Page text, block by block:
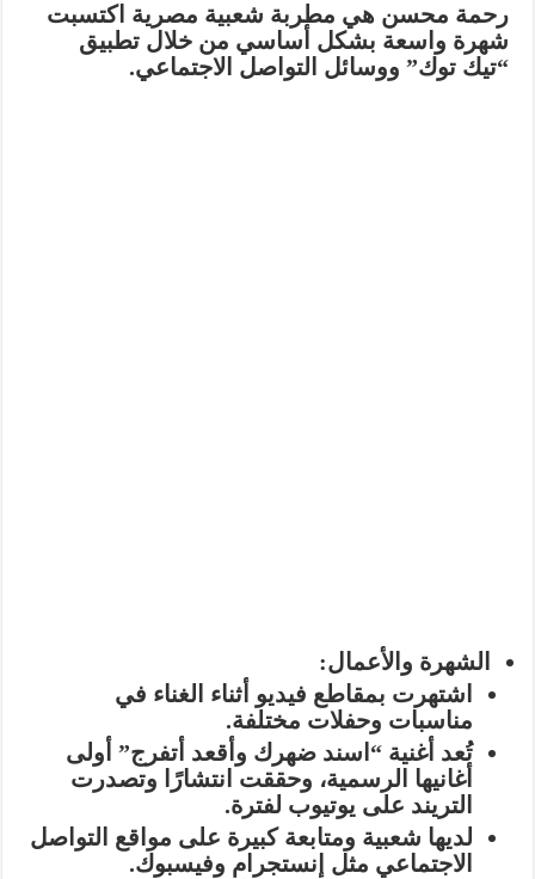
رحمة محسن هي مطربة شعبية مصرية اكتسبت
شهرة واسعة بشكل أساسي من خلالتطبيق
“تيك توك” ووسائل التواصل الاجتماعي.
الشهرة والأعمال:
اشتهرت بمقاطع فيديو أثناء الغناء في
مناسبات وحفلات مختلفة.
تُعد أغنية“اسند ضهرك وأقعد أتفرج” أولى
أغانيها الرسمية، وحققت انتشارًا وتصدرت
التريند على يوتيوب لفترة.
لديها شعبية ومتابعة كبيرة على مواقع التواصل
الاجتماعي مثل إنستجرام وفيسبوك.